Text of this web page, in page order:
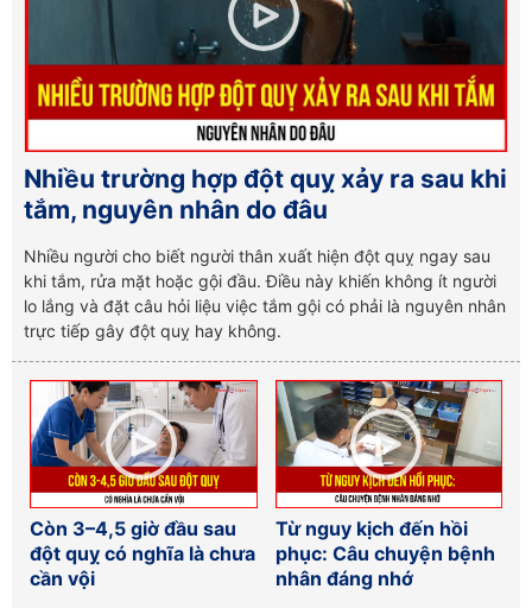
Nhiều trường hợp đột quỵ xảy ra sau khi
tắm, nguyên nhân do đâu
Nhiều người cho biết người thân xuất hiện đột quỵ ngay sau
khi tắm, rửa mặt hoặc gội đầu. Điều này khiến không ít người
lo lắng và đặt câu hỏi liệu việc tắm gội có phải là nguyên nhân
trực tiếp gây đột quỵ hay không.
Còn 3–4,5 giờ đầu sau
đột quỵ có nghĩa là chưa
cần vội
Từ nguy kịch đến hồi
phục: Câu chuyện bệnh
nhân đáng nhớ